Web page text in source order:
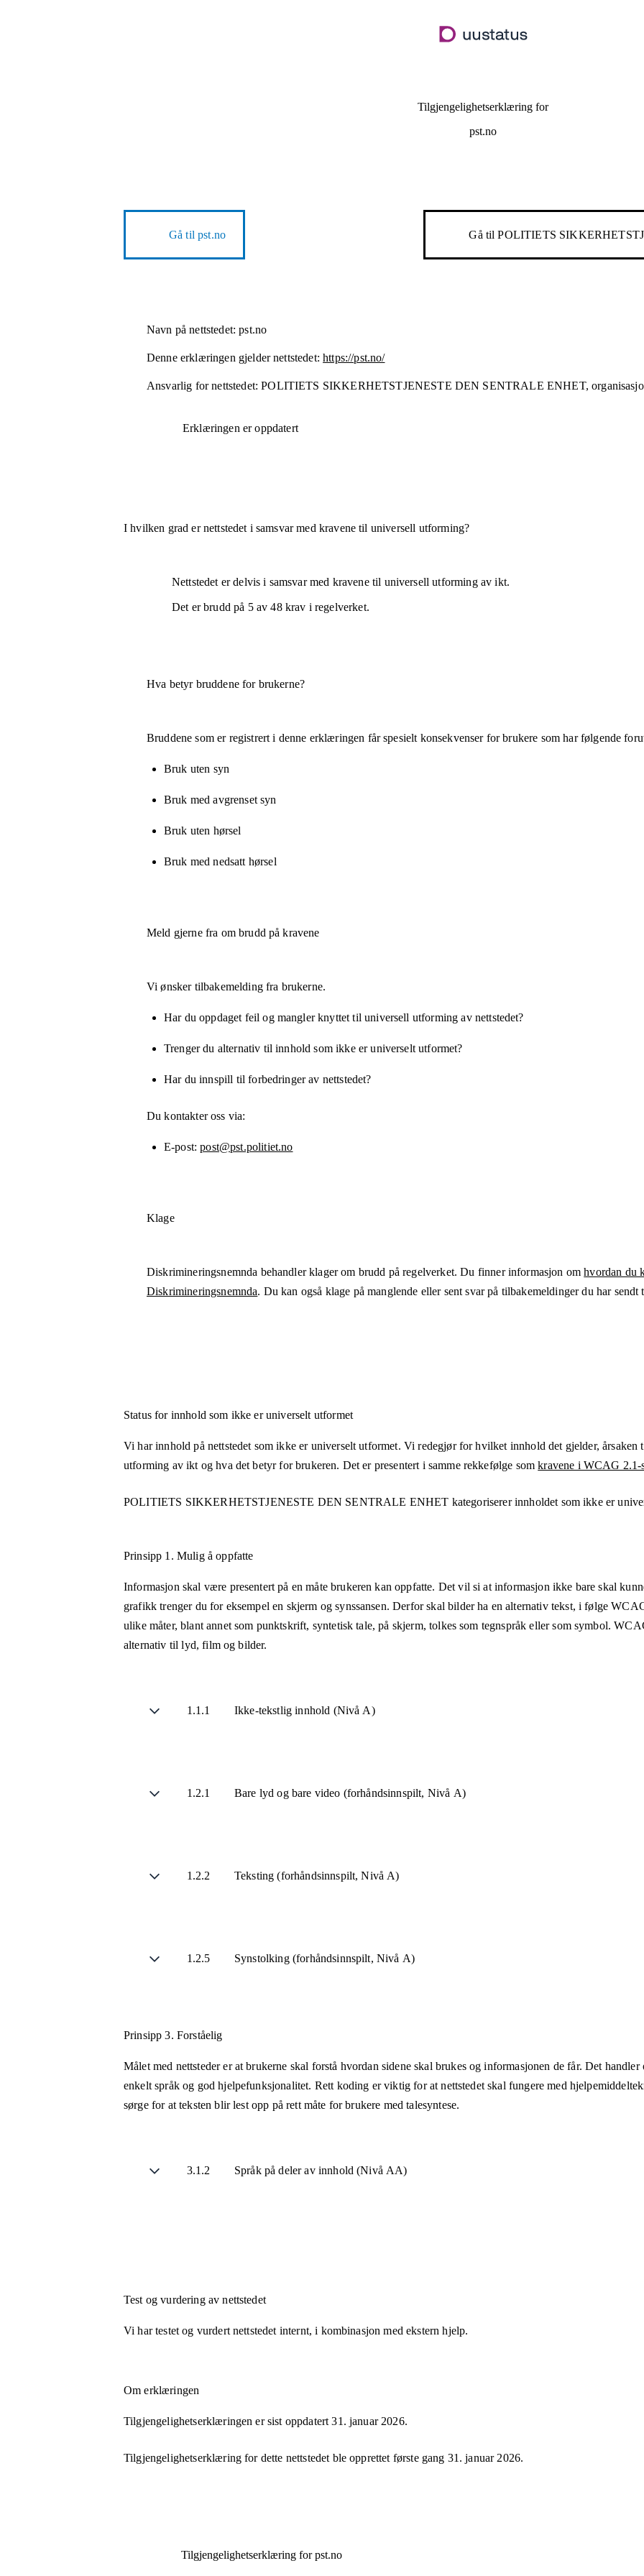
hovedinnhold
Tilgjengelighetserklæring for
pst.no
Gå tilpst.no Gå tilPOLITIETS
Navn på nettstedet: pst.no
Denne erklæringen gjelder nettstedet: https://pst.no/
Ansvarlig for nettstedet: POLITIETS SIKKERHETSTJENESTE DEN SENTRALE ENHET,
Erklæringen er oppdatert
I hvilken grad er nettstedet i samsvar med kravene til universell utforming?
Nettstedet erdelvis i samsvarmed kravene til universell utforming av ikt.
Det er brudd på 5av48krav i regelverket.
Hva betyr bruddene for brukerne?
Bruddene som er registrert i denne erklæringen får spesielt konsekvenser for brukere som har følgende
Bruk uten syn
Bruk med avgrenset syn
Bruk uten hørsel
Bruk med nedsatt hørsel
Meld gjerne fra om brudd på kravene
Vi ønsker tilbakemelding fra brukerne.
Har du oppdaget feil og mangler knyttet til universell utforming av nettstedet?
Trenger du alternativ til innhold som ikke er universelt utformet?
Har du innspill til forbedringer av nettstedet?
Du kontakter oss via:
E-post post@pst.politiet.no
Klage
Diskrimineringsnemnda behandler klager om brudd på regelverket. Du finner informasjon omhvordan du
Diskrimineringsnemnda. Du kan også klage på manglende eller sent svar på tilbakemeldinger du har sendt
Status for innhold som ikke er universelt utformet
Vi har innhold på nettstedet som ikke er universelt utformet. Vi redegjør for hvilket innhold det gjelder,
utforming av ikt og hva det betyr for brukeren. Det er presentert i samme rekkefølge somkravene i WCAG 2.1-
POLITIETS SIKKERHETSTJENESTE DEN SENTRALE ENHET kategoriserer innholdet som ikke er
Prinsipp 1. Mulig å oppfatte
Informasjon skal være presentert på en måte brukeren kan oppfatte. Det vil si at informasjon ikke bare skal
grafikk trenger du for eksempel en skjerm og synssansen. Derfor skal bilder ha en alternativ tekst, i følge
ulike måter, blant annet som punktskrift, syntetisk tale, på skjerm, tolkes som tegnspråk eller som symbol.
alternativ til lyd, film og bilder.
1.1.1 Ikke-tekstlig innhold (Nivå A)
1.2.1 Bare lyd og bare video (forhåndsinnspilt, Nivå A)
1.2.2 Teksting (forhåndsinnspilt, Nivå A)
1.2.5 Synstolking (forhåndsinnspilt, Nivå A)
Prinsipp 3. Forståelig
Målet med nettsteder er at brukerne skal forstå hvordan sidene skal brukes og informasjonen de får. Det
enkelt språk og god hjelpefunksjonalitet. Rett koding er viktig for at nettstedet skal fungere med
sørge for at teksten blir lest opp på rett måte for brukere med talesyntese.
3.1.2 Språk på deler av innhold (Nivå AA)
Test og vurdering av nettstedet
Vi har testet og vurdert nettstedet internt, i kombinasjon med ekstern hjelp.
Om erklæringen
Tilgjengelighetserklæringen er sist oppdatert31. januar 2026.
Tilgjengelighetserklæring for dette nettstedet ble opprettet første gang 31. januar 2026.
Tilgjengelighets­erklæring forpst.no